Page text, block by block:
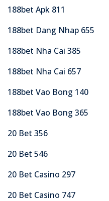
188bet Apk 811
188bet Dang Nhap 655
188bet Nha Cai 385
188bet Nha Cai 657
188bet Vao Bong 140
188bet Vao Bong 365
20 Bet 356
20 Bet 546
20 Bet Casino 297
20 Bet Casino 747